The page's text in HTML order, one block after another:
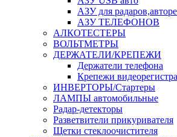
АЗУ для
АЗУ ТЕЛЕФОНОВ
АЛКОТЕСТЕРЫ
ВОЛЬТМЕТРЫ
ДЕРЖАТЕЛИ/КРЕПЕЖИ
Держатели телефона
Крепежи
ИНВЕРТОРЫ/Стартеры
ЛАМПЫ автомобильные
Радар-детекторы
Разветвители прикуривателя
Щетки стеклоочистителя